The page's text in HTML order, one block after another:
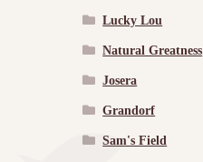
Lucky Lou
Natural Greatness
Josera
Grandorf
Sam's Field